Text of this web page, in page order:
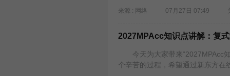
来源 : 网络 07月27日 07:49
2027MPAcc知识点讲解：复
今天为大家带来“2027MPAcc知
个辛苦的过程，希望通过新东方